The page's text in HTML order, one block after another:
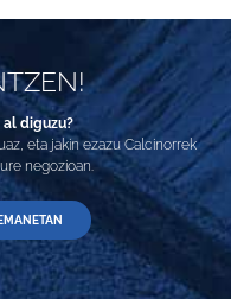
diguzu?
eta jakin ezazu Calcinorrek
negozioan.